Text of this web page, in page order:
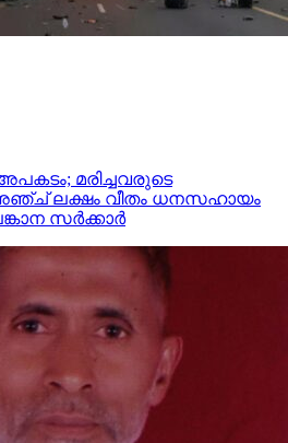
മരിച്ചവരുടെ
ലക്ഷം വീതം ധനസഹായം
സര്‍ക്കാര്‍